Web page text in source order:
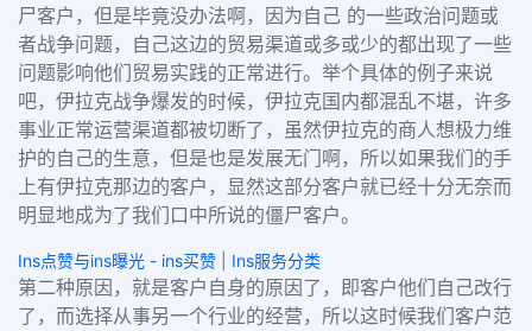
尸客户，但是毕竟没办法啊，因为自己 的一些政治问题或
者战争问题，自己这边的贸易渠道或多或少的都出现了一些
问题影响他们贸易实践的正常进行。举个具体的例子来说
吧，伊拉克战争爆发的时候，伊拉克国内都混乱不堪，许多
事业正常运营渠道都被切断了，虽然伊拉克的商人想极力维
护的自己的生意，但是也是发展无门啊，所以如果我们的手
上有伊拉克那边的客户，显然这部分客户就已经十分无奈而
明显地成为了我们口中所说的僵尸客户。
Ins点赞与ins曝光 - ins买赞 Ins服务分类
第二种原因，就是客户自身的原因了，即客户他们自己改行
了，而选择从事另一个行业的经营，所以这时候我们客户范